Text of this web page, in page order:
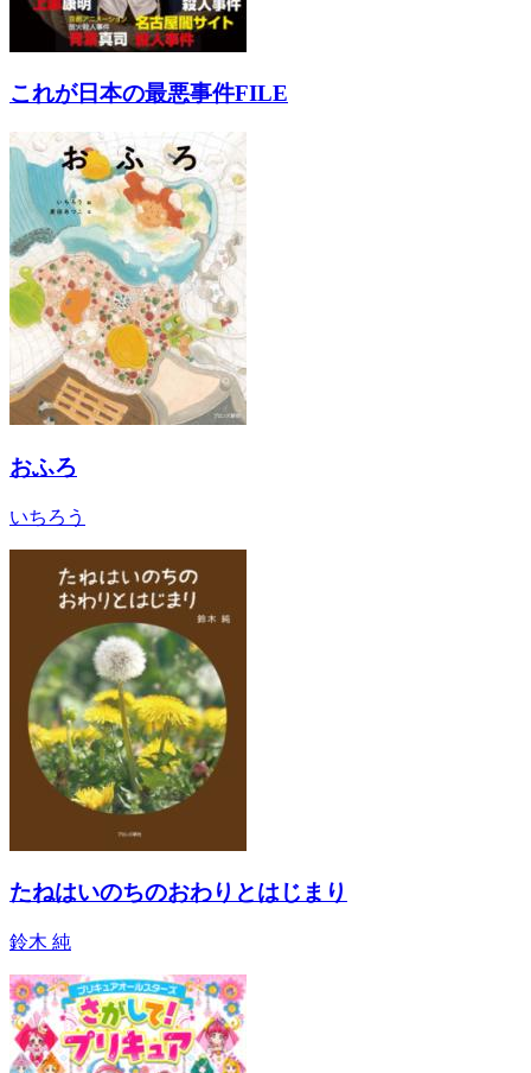
これが日本の最悪事件FILE
おふろ
いちろう
たねはいのちのおわりとはじまり
鈴木 純